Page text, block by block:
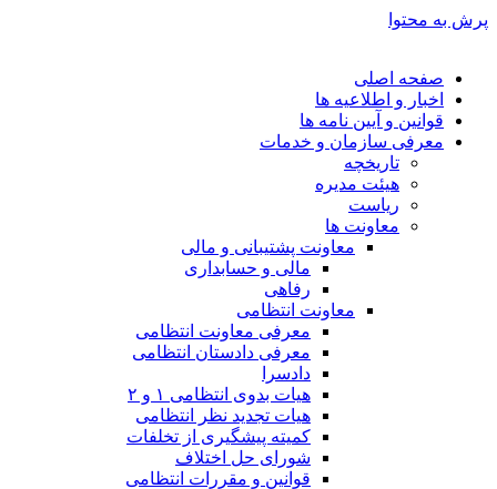
پرش به محتوا
صفحه اصلی
اخبار و اطلاعیه ها
قوانین و آیین نامه ها
معرفی سازمان و خدمات
تاریخچه
هیئت مدیره
ریاست
معاونت ها
معاونت پشتیبانی و مالی
مالی و حسابداری
رفاهی
معاونت انتظامی
معرفی معاونت انتظامی
معرفی دادستان انتظامی
دادسرا
هیات بدوی انتظامی ۱ و ۲
هیات تجدید نظر انتظامی
کمیته پیشگیری از تخلفات
شورای حل اختلاف
قوانین و مقررات انتظامی